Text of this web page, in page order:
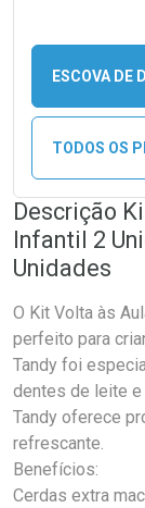
ESCOVA DE
TODOS OS
Descrição
Infantil 2
Unidades
O Kit Volta às
perfeito para
Tandy foi
dentes de leite e
Tandy oferece
refrescante.
Benefícios:
Cerdas extra